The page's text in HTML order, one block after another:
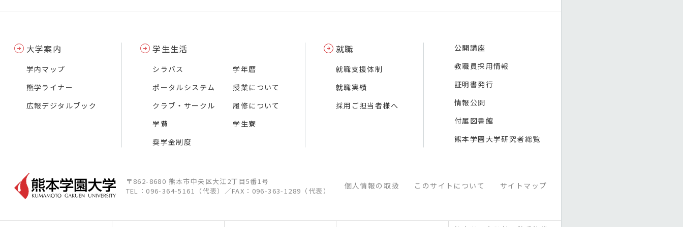
大学案内
学内マップ
熊学ライナー
広報デジタルブック
学生生活
シラバス
ポータルシステム
クラブ・サークル
学費
奨学金制度
学年暦
授業について
履修について
学生寮
就職
就職支援体制
就職実績
採用ご担当者様へ
公開講座
教職員採用情報
証明書発行
情報公開
付属図書館
熊本学園大学研究者総覧
〒862-8680 熊本市中央区大江2丁目5番1号
TEL：096-364-5161（代表）
／FAX：096-363-1289（代表） 個人情報の取扱 このサイトについて サイトマップ